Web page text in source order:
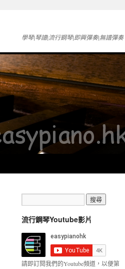
學琴|琴譜|流行鋼琴|即興彈奏|無譜彈奏
流行鋼琴Youtube影片
請即訂閱我們的Youtube頻道，以便第